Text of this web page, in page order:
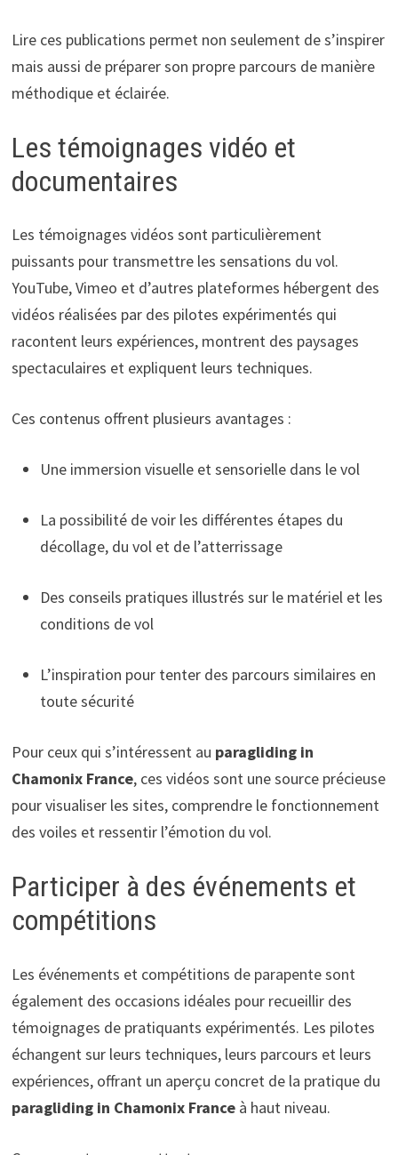
Lire ces publications permet non seulement de s’inspirer
mais aussi de préparer son propre parcours de manière
méthodique et éclairée.
Les témoignages vidéo et
documentaires
Les témoignages vidéos sont particulièrement
puissants pour transmettre les sensations du vol.
YouTube, Vimeo et d’autres plateformes hébergent des
vidéos réalisées par des pilotes expérimentés qui
racontent leurs expériences, montrent des paysages
spectaculaires et expliquent leurs techniques.
Ces contenus offrent plusieurs avantages :
Une immersion visuelle et sensorielle dans le vol
La possibilité de voir les différentes étapes du
décollage, du vol et de l’atterrissage
Des conseils pratiques illustrés sur le matériel et les
conditions de vol
L’inspiration pour tenter des parcours similaires en
toute sécurité
Pour ceux qui s’intéressent au paragliding in
Chamonix France, ces vidéos sont une source précieuse
pour visualiser les sites, comprendre le fonctionnement
des voiles et ressentir l’émotion du vol.
Participer à des événements et
compétitions
Les événements et compétitions de parapente sont
également des occasions idéales pour recueillir des
témoignages de pratiquants expérimentés. Les pilotes
échangent sur leurs techniques, leurs parcours et leurs
expériences, offrant un aperçu concret de la pratique du
paragliding in Chamonix Franceà haut niveau.